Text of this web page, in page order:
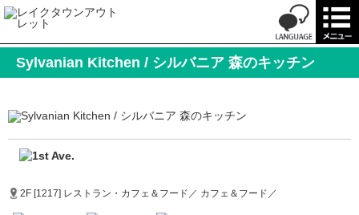
Sylvanian Kitchen / シルバニア 森のキッチン
2F [1217] レストラン・カフェ＆フード／ カフェ＆フード／